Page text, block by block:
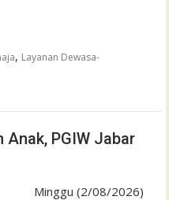
, Layanan Dewasa-
Anak, PGIW Jabar
Minggu (2/08/2026)